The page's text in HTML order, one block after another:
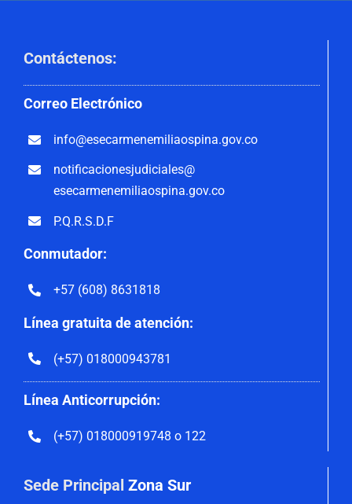
Contáctenos:
Correo Electrónico
info@esecarmenemiliaospina.gov.co
notificacionesjudiciales@
esecarmenemiliaospina.gov.co
P.Q.R.S.D.F
Conmutador:
+57 (608) 8631818
Línea gratuita de atención:
(+57) 018000943781
Línea Anticorrupción:
(+57) 018000919748 o 122
Sede Principal Zona Sur